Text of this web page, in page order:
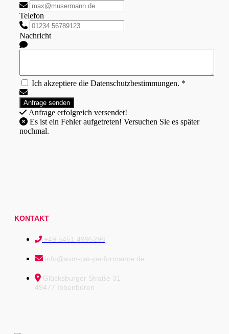
Telefon
Nachricht
Ich akzeptiere die Datenschutzbestimmungen. *
Anfrage erfolgreich versendet!
nochmal.
KONTAKT
+49 5451 4995296
info@avm-car-performance.de
Glücksburger Straße 31
49477 Ibbenbüren